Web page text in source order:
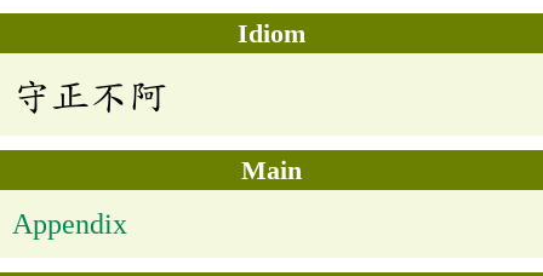
Idiom
守正不阿
Main
Appendix